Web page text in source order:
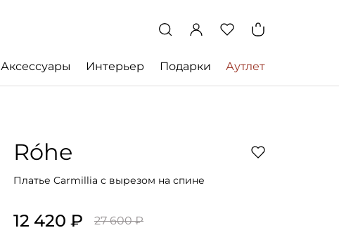
Аксессуары Интерьер Подарки Аутлет
Róhe
Платье Carmillia с вырезом на спине
12 420 ₽ 27 600 ₽